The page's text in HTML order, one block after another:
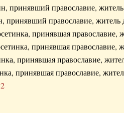
принявший православие,
принявший православие,
принявшая
принявшая
принявшая православие,
принявшая православие,